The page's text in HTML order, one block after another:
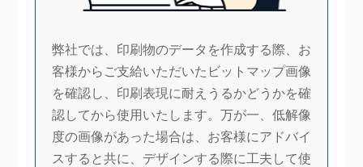
弊社では、印刷物のデータを作成する際、お
客様からご支給いただいたビットマップ画像
を確認し、印刷表現に耐えうるかどうかを確
認してから使用いたします。万が一、低解像
度の画像があった場合は、お客様にアドバイ
スすると共に、デザインする際に工夫して使